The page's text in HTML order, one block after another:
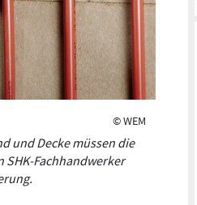
© WEM
und Decke müssen die
Fachhand­werker